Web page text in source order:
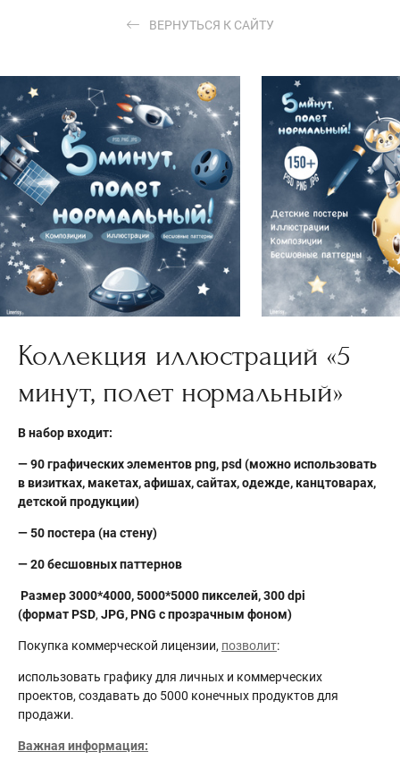
ВЕРНУТЬСЯ К САЙТУ
Коллекция иллюстраций «5
минут, полет нормальный»
В набор входит:
— 90 графических элементов png, psd (можно использовать
в визитках, макетах, афишах, сайтах, одежде, канцтоварах,
детской продукции)
— 50 постера (на стену)
— 20 бесшовных паттернов
Размер 3000*4000, 5000*5000 пикселей, 300 dpi
(формат PSD, JPG, PNG с прозрачным фоном)
Покупка коммерческой лицензии, позволит:
использовать графику для личных и коммерческих
проектов, создавать до 5000 конечных продуктов для
продажи.
Важная информация: